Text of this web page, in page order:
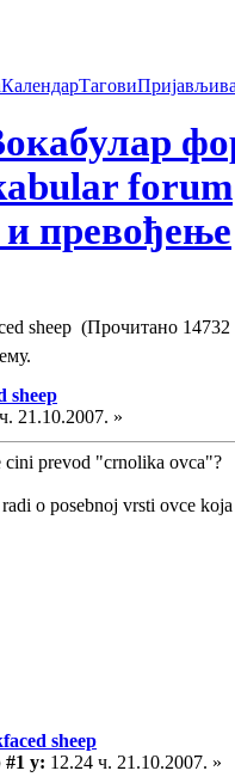
КалендарТагови
forum
превођење
sheep (Прочитано 14732
sheep
21.10.2007. »
cini prevod "crnolika ovca"?
o posebnoj vrsti ovce
sheep
#1 у: 12.24 ч. 21.10.2007. »